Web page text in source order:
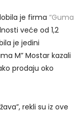
je firma “Guma
veće od 1,2
je jedini
M” Mostar kazali
prodaju oko
rekli su iz ove